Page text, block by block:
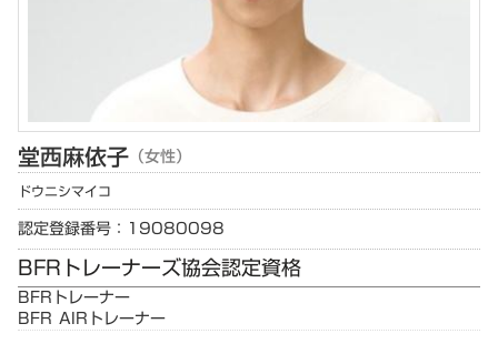
堂西麻依子 （女性）
ドウニシマイコ
認定登録番号：19080098
BFRトレーナーズ協会認定資格
BFRトレーナー
BFR AIRトレーナー